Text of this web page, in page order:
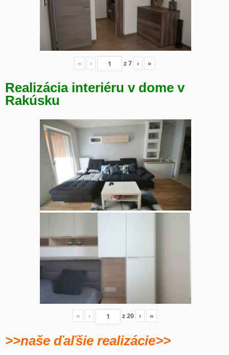
« ‹ z7 › »
Realizácia interiéru v dome v
Rakúsku
« ‹ z20 › »
>>naše ďaľšie realizácie>>